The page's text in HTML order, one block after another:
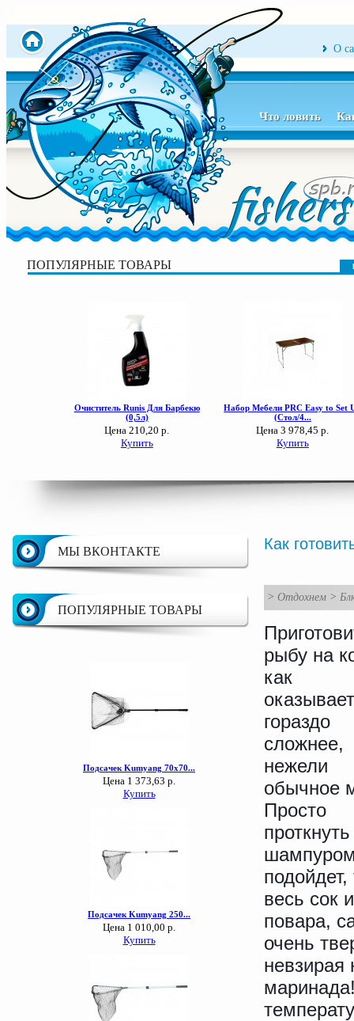
О
Что ловить
ПОПУЛЯРНЫЕ ТОВАРЫ
МЫ ВКОНТАКТЕ
ПОПУЛЯРНЫЕ ТОВАРЫ
Как
> Отдохнем >
рыбу на
как
гораздо
сложнее,
нежели
обычное
Просто
весь сок
повара,
очень
невзирая